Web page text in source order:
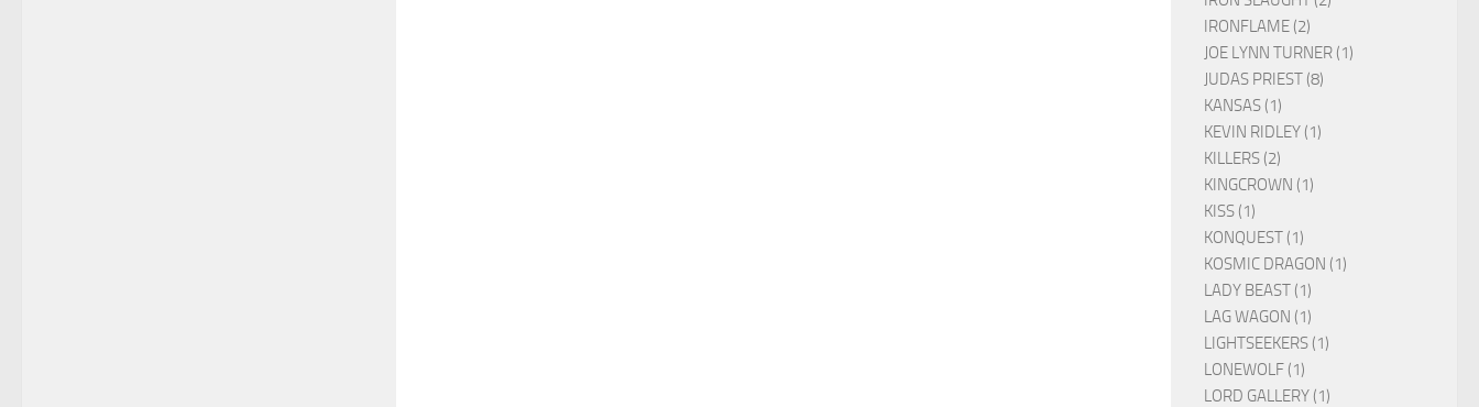
IRONFLAME (2)
JOE LYNN TURNER (1)
JUDAS PRIEST (8)
KANSAS (1)
KEVIN RIDLEY (1)
KILLERS (2)
KINGCROWN (1)
KISS (1)
KONQUEST (1)
KOSMIC DRAGON (1)
LADY BEAST (1)
LAG WAGON (1)
LIGHTSEEKERS (1)
LONEWOLF (1)
LORD GALLERY (1)